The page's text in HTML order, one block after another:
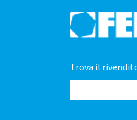
Trova il